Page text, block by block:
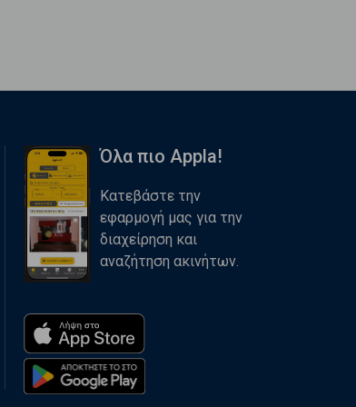
Όλα πιο Appla!
Κατεβάστε την
εφαρμογή μας για την
διαχείρηση και
αναζήτηση ακινήτων.